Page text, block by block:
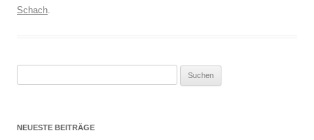
Schach.
NEUESTE BEITRÄGE